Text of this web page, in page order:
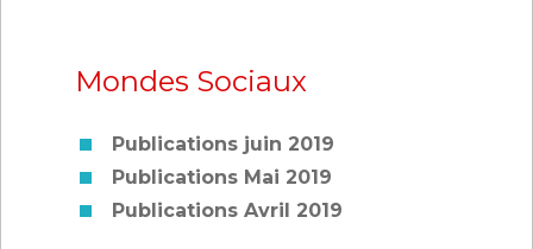
Mondes Sociaux
Publications juin 2019
Publications Mai 2019
Publications Avril 2019